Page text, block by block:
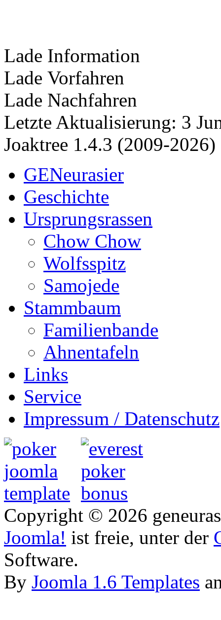
Lade Information
Lade Vorfahren
Lade Nachfahren
Letzte Aktualisierung: 3
Joaktree 1.4.3 (2009-2026)
GENeurasier
Geschichte
Ursprungsrassen
Chow Chow
Wolfsspitz
Samojede
Stammbaum
Familienbande
Ahnentafeln
Links
Service
Impressum / Datenschutz
Copyright © 2026
Joomla! ist freie, unter der
Software.
By Joomla 1.6 Templates